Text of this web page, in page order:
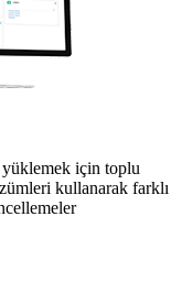
yüklemek için toplu
kullanarak farklı